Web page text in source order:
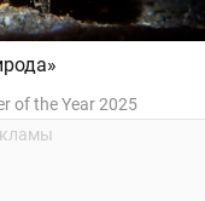
of the Year 2025